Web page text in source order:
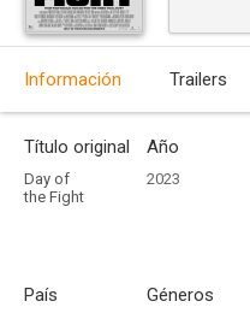
Información Trailers
Título original
Day of
the Fight
Año
2023
País Géneros